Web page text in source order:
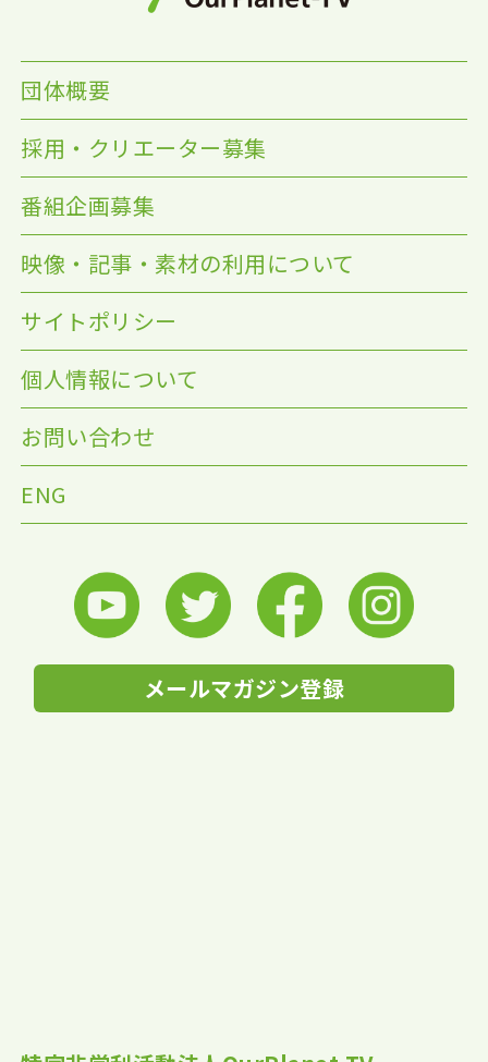
団体概要
採用・クリエーター募集
番組企画募集
映像・記事・素材の利用について
サイトポリシー
個人情報について
お問い合わせ
ENG
メールマガジン登録